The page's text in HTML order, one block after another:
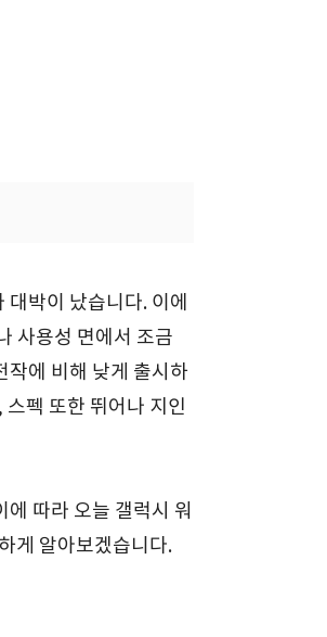
박이 났습니다. 이에
사용성 면에서 조금
작에 비해 낮게 출시하
펙 또한 뛰어나 지인
따라 오늘 갤럭시 워
게 알아보겠습니다.